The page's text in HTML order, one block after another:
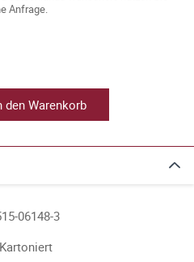
Anfrage.
den Warenkorb
06148-3